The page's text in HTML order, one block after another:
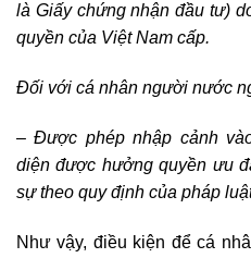
là Giấy chứng nhận đầu tư)
quyền của Việt Nam cấp.
Đối với cá nhân người nước
– Được phép nhập cảnh
diện được hưởng quyền ưu
sự theo quy định của pháp
Như vậy, điều kiện để cá